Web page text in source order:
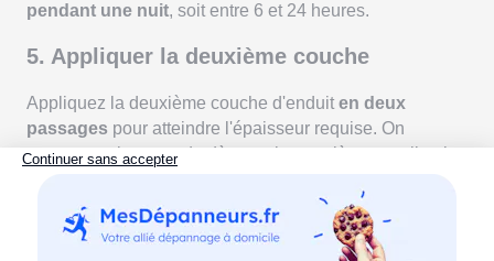
pendant une nuit, soit entre 6 et 24 heures.
5. Appliquer la deuxième couche
Appliquez la deuxième couche d'enduit en deux
passages pour atteindre l'épaisseur requise. On
commence la seconde dès que la première ne colle plus
L'effet final dépendra de la
technique du platoir
et inclinaison.
pour que l'enduit